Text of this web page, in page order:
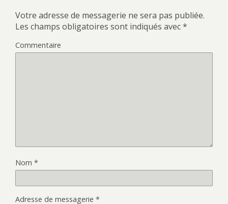
Votre adresse de messagerie ne sera pas publiée.
Les champs obligatoires sont indiqués avec*
Commentaire
Nom *
Adresse de messagerie *